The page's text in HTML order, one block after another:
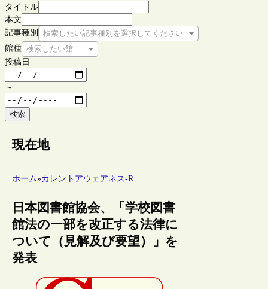
タイトル
本文
記事種別
検索したい記事種別を選択してください
館種 検索したい館種を選択してください
投稿日
～
検索
現在地
ホーム»カレントアウェアネス-R
日本図書館協会、「学校図書
館法の一部を改正する法律に
ついて（見解及び要望）」を
発表